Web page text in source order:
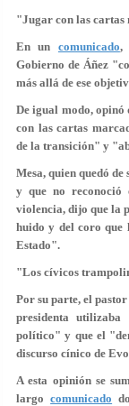
"Jugar con las cartas
En un comunicado,
Gobierno de Áñez
más allá de ese
De igual modo,
con las cartas
de la transición" y
Mesa, quien quedó de
y que no reconoció
violencia, dijo que la
huido y del coro que
Estado".
"Los cívicos
Por su parte, el
presidenta utilizaba
político" y que el
discurso cínico de
A esta opinión se
largocomunicado